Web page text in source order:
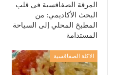
المرقة الصفاقسية في قلب
البحث الأكاديمي: من
المطبخ المحلي إلى السياحة
المستدامة
الاكلة الصفاقسية